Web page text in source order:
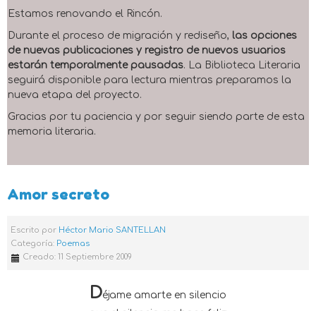
Estamos renovando el Rincón.
Durante el proceso de migración y rediseño, las opciones
de nuevas publicaciones y registro de nuevos usuarios
estarán temporalmente pausadas. La Biblioteca Literaria
seguirá disponible para lectura mientras preparamos la
nueva etapa del proyecto.
Gracias por tu paciencia y por seguir siendo parte de esta
memoria literaria.
Amor secreto
Escrito por Héctor Mario SANTELLAN
Categoría: Poemas
Creado: 11 Septiembre 2009
Déjame amarte en silencio